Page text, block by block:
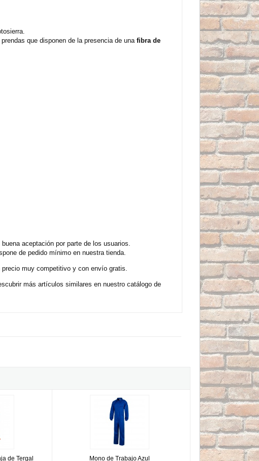
que disponen de la presencia de una fibra de
aceptación por parte de los usuarios.
de pedido mínimo en nuestra tienda.
muy competitivo y con envío gratis.
más artículos similares en nuestro catálogo de
de Tergal
Tergal
Mono de Trabajo Azul